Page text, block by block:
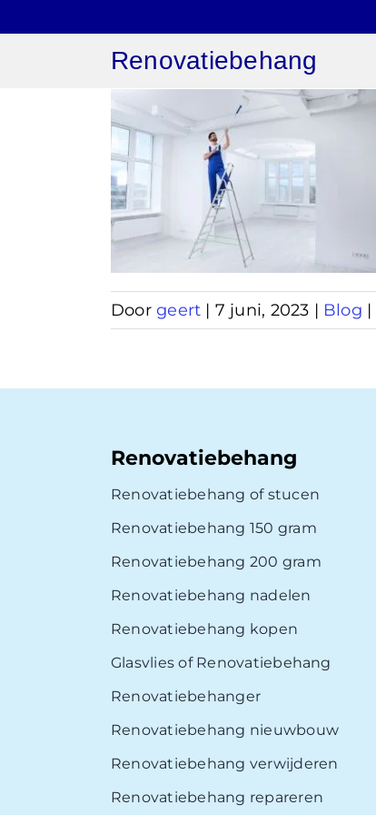
naar
Renovatiebehang
Doorgeert | 7 juni, 2023 | Blog |
Renovatiebehang
Renovatiebehang of stucen
Renovatiebehang 150 gram
Renovatiebehang 200 gram
Renovatiebehang nadelen
Renovatiebehang kopen
Glasvlies of Renovatiebehang
Renovatiebehanger
Renovatiebehang nieuwbouw
Renovatiebehang verwijderen
Renovatiebehang repareren